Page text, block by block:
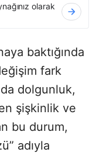
olarak
baktığında
fark
dolgunluk,
şişkinlik ve
bu durum,
adıyla